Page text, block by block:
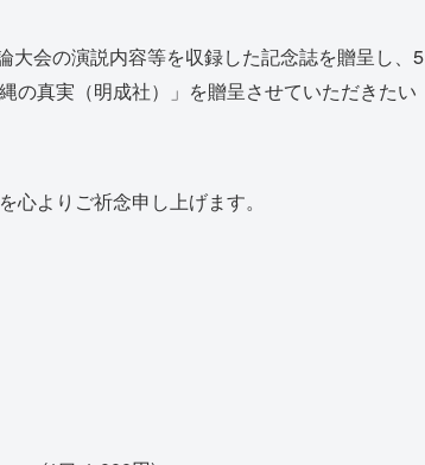
大会の演説内容等を収録した記念誌を贈呈し、5
の真実（明成社）」を贈呈させていただきたい
よりご祈念申し上げます。